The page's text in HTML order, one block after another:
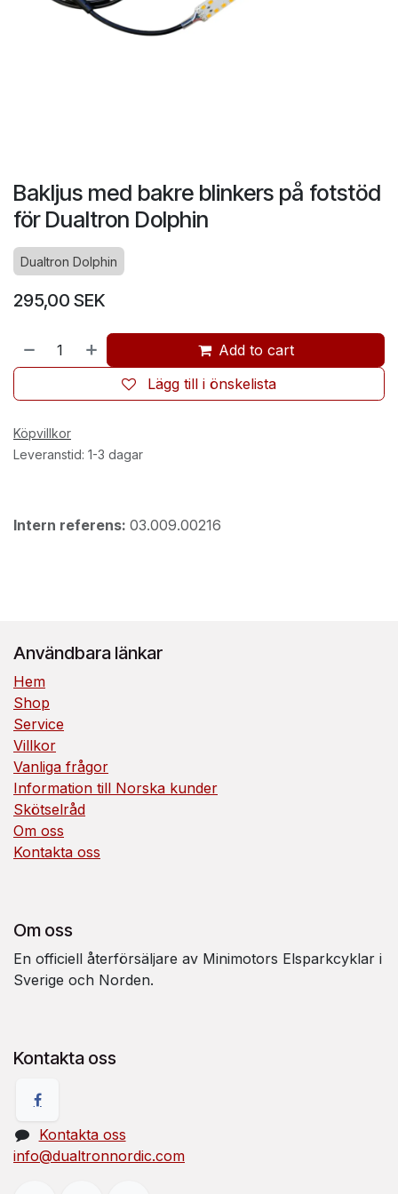
Bakljus med bakre blinkers på fotstöd
för Dualtron Dolphin
Dualtron Dolphin
295,00 SEK
Add to cart
Lägg till i önskelista
Köpvillkor
Leveranstid: 1-3 dagar
Intern referens: 03.009.00216
Användbara länkar
Hem
Shop
Service
Villkor
Vanliga frågor
Information till Norska kunder
Skötselråd
Om oss
Kontakta oss
Om oss
En officiell återförsäljare av Minimotors Elsparkcyklar i
Sverige och Norden.
Kontakta oss
Kontakta oss
info@dualtronnordic.com